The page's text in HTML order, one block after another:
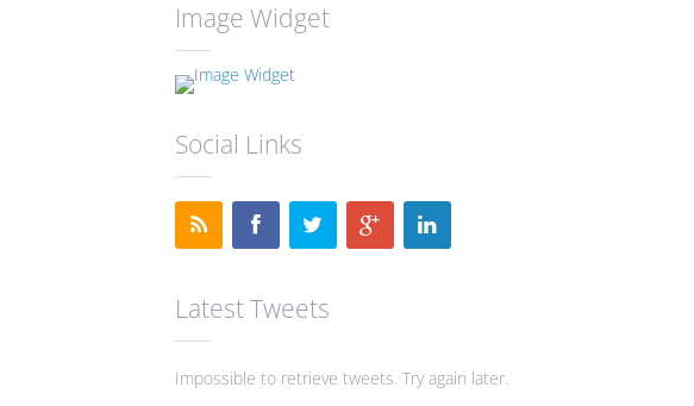
Image Widget
Social Links
Latest Tweets
Impossible to retrieve tweets. Try again later.